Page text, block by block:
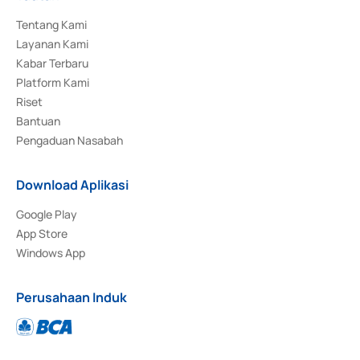
Tentang Kami
Layanan Kami
Kabar Terbaru
Platform Kami
Riset
Bantuan
Pengaduan Nasabah
Download Aplikasi
Google Play
App Store
Windows App
Perusahaan Induk